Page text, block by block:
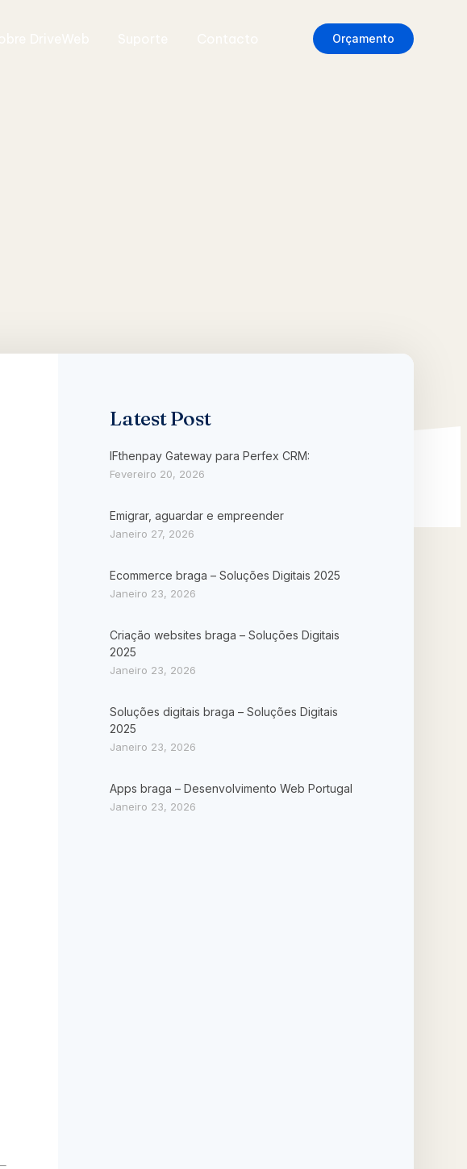
Orçamento
Latest Post
IFthenpay Gateway para Perfex CRM:
Fevereiro 20, 2026
Emigrar, aguardar e empreender
Janeiro 27, 2026
Ecommerce braga – Soluções Digitais 2025
Janeiro 23, 2026
Criação websites braga – Soluções Digitais
2025
Janeiro 23, 2026
Soluções digitais braga – Soluções Digitais
2025
Janeiro 23, 2026
Apps braga – Desenvolvimento Web Portugal
Janeiro 23, 2026